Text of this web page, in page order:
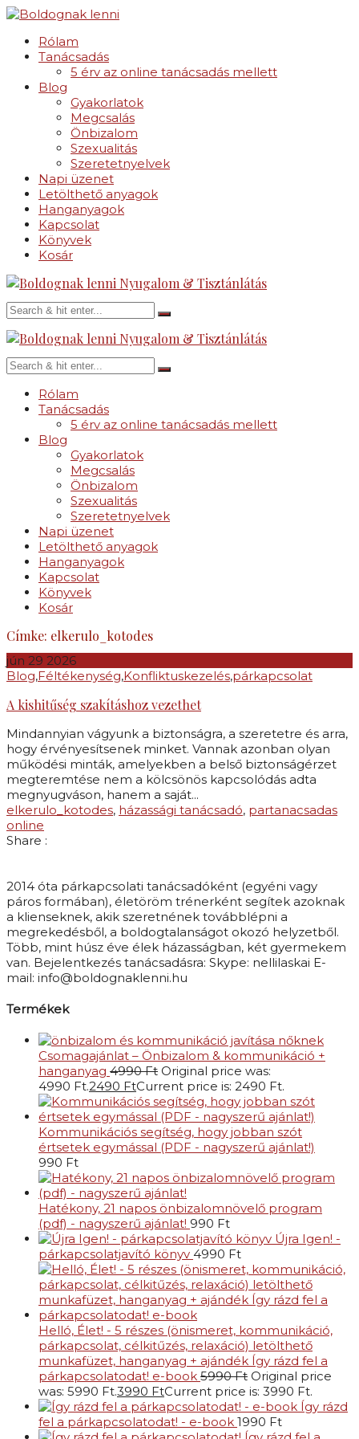
Rólam
Tanácsadás
5 érv az online tanácsadás mellett
Blog
Gyakorlatok
Megcsalás
Önbizalom
Szexualitás
Szeretetnyelvek
Napi üzenet
Letölthető anyagok
Hanganyagok
Kapcsolat
Könyvek
Kosár
Nyugalom & Tisztánlátás
Nyugalom & Tisztánlátás
Rólam
Tanácsadás
5 érv az online tanácsadás mellett
Blog
Gyakorlatok
Megcsalás
Önbizalom
Szexualitás
Szeretetnyelvek
Napi üzenet
Letölthető anyagok
Hanganyagok
Kapcsolat
Könyvek
Kosár
Címke: elkerulo_kotodes
jún 29 2026
Blog,Féltékenység,Konfliktuskezelés,párkapcsolat
A kishitűség szakításhoz vezethet
Mindannyian vágyunk a biztonságra, a szeretetre és arra,
hogy érvényesítsenek minket. Vannak azonban olyan
működési minták, amelyekben a belső biztonságérzet
megteremtése nem a kölcsönös kapcsolódás adta
megnyugváson, hanem a saját...
elkerulo_kotodes, házassági tanácsadó, partanacsadas
online
Share :
2014 óta párkapcsolati tanácsadóként (egyéni vagy
páros formában), életöröm trénerként segítek azoknak
a klienseknek, akik szeretnének továbblépni a
megrekedésből, a boldogtalanságot okozó helyzetből.
Több, mint húsz éve élek házasságban, két gyermekem
van. Bejelentkezés tanácsadásra: Skype: nellilaskai E-
mail: info@boldognaklenni.hu
Termékek
Csomagajánlat – Önbizalom & kommunikáció +
hanganyag 4990Ft Original price was:
4990 Ft.2490 FtCurrent price is: 2490 Ft.
Kommunikációs segítség, hogy jobban szót
értsetek egymással (PDF - nagyszerű ajánlat!)
990 Ft
Hatékony, 21 napos önbizalomnövelő program
(pdf) - nagyszerű ajánlat! 990 Ft
Újra Igen! -
párkapcsolatjavító könyv 4990 Ft
Helló, Élet! - 5 részes (önismeret, kommunikáció,
párkapcsolat, célkitűzés, relaxáció) letölthető
munkafüzet, hanganyag + ajándék Így rázd fel a
párkapcsolatodat! e-book 5990Ft Original price
was: 5990 Ft.3990 FtCurrent price is: 3990 Ft.
Így rázd
fel a párkapcsolatodat! - e-book 1990 Ft